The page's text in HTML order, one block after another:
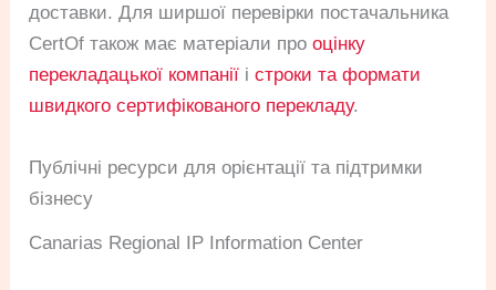
доставки. Для ширшої перевірки постачальника
CertOf також має матеріали прооцінку
перекладацької компанії істроки та формати
швидкого сертифікованого перекладу.
Публічні ресурси для орієнтації та підтримки
бізнесу
Canarias Regional IP Information Center